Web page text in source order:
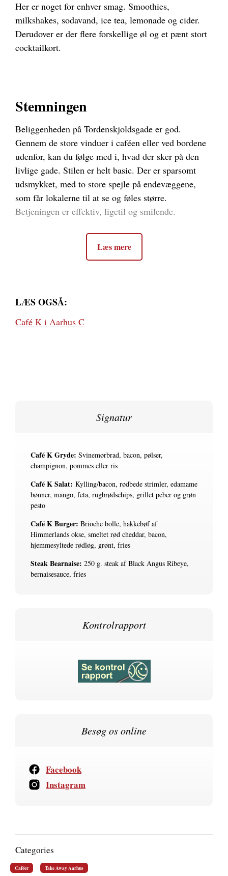
Her er noget for enhver smag. Smoothies,
milkshakes, sodavand, ice tea, lemonade og cider.
Derudover er der flere forskellige øl og et pænt stort
cocktailkort.
Stemningen
Beliggenheden på Tordenskjoldsgade er god.
Gennem de store vinduer i caféen eller ved bordene
udenfor, kan du følge med i, hvad der sker på den
livlige gade. Stilen er helt basic. Der er sparsomt
udsmykket, med to store spejle på endevæggene,
som får lokalerne til at se og føles større.
Betjeningen er effektiv, ligetil og smilende.
Læs mere
LÆS OGSÅ:
Café K i Aarhus C
Signatur
Café K Gryde: Svinemørbrad, bacon, pølser,
champignon, pommes eller ris
Café K Salat: Kylling/bacon, rødbede strimler, edamame
bønner, mango, feta, rugbrødschips, grillet peber og grøn
pesto
Café K Burger: Brioche bolle, hakkebøf af
Himmerlands okse, smeltet rød cheddar, bacon,
hjemmesyltede rødløg, grønt, fries
Steak Bearnaise: 250 g. steak af Black Angus Ribeye,
bernaisesauce, fries
Kontrolrapport
Besøg os online
Facebook
Instagram
Categories
Caféer Take Away Aarhus